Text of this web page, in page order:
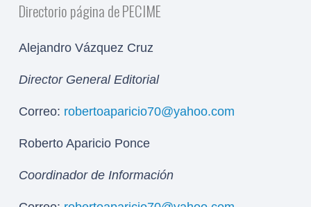
Directorio página de PECIME
Alejandro Vázquez Cruz
Director General Editorial
Correo: robertoaparicio70@yahoo.com
Roberto Aparicio Ponce
Coordinador de Información